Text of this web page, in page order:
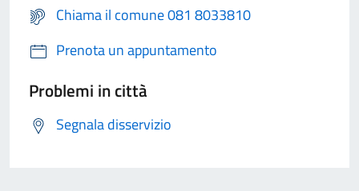
Chiama il comune 081 8033810
Prenota un appuntamento
Problemi in città
Segnala disservizio